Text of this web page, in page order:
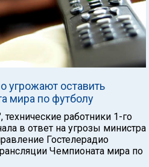
угрожают оставить
мира по футболу
работники 1-го
в ответ на угрозы министра
Гостелерадио
Чемпионата мира по